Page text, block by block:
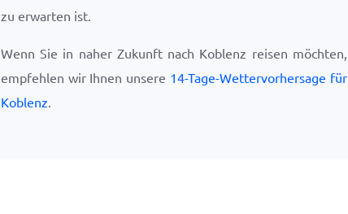
zu erwarten ist.
Wenn Sie in naher Zukunft nach Koblenz reisen möchten,
empfehlen wir Ihnen unsere 14-Tage-Wettervorhersage für
Koblenz.